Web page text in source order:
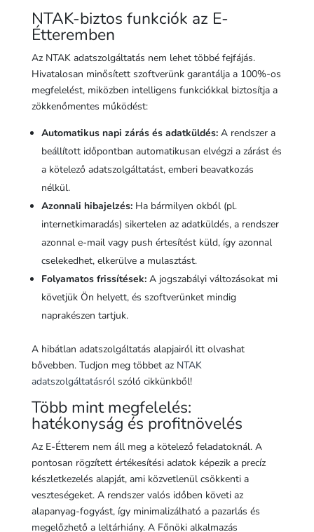
NTAK-biztos funkciók az E-
Étteremben
Az NTAK adatszolgáltatás nem lehet többé fejfájás.
Hivatalosan minősített szoftverünk garantálja a 100%-os
megfelelést, miközben intelligens funkciókkal biztosítja a
zökkenőmentes működést:
Automatikus napi zárás és adatküldés:A rendszer a
beállított időpontban automatikusan elvégzi a zárást és
a kötelező adatszolgáltatást, emberi beavatkozás
nélkül.
Azonnali hibajelzés:Ha bármilyen okból (pl.
internetkimaradás) sikertelen az adatküldés, a rendszer
azonnal e-mail vagy push értesítést küld, így azonnal
cselekedhet, elkerülve a mulasztást.
Folyamatos frissítések:A jogszabályi változásokat mi
követjük Ön helyett, és szoftverünket mindig
naprakészen tartjuk.
A hibátlan adatszolgáltatás alapjairól itt olvashat
bővebben. Tudjon meg többet az NTAK
adatszolgáltatásrólszóló cikkünkből!
Több mint megfelelés:
hatékonyság és profitnövelés
Az E-Étterem nem áll meg a kötelező feladatoknál. A
pontosan rögzített értékesítési adatok képezik a precíz
készletkezelés alapját, ami közvetlenül csökkenti a
veszteségeket. A rendszer valós időben követi az
alapanyag-fogyást, így minimalizálható a pazarlás és
megelőzhető a leltárhiány. A Főnöki alkalmazás